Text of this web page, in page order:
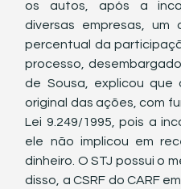
os autos, após a
diversas empresas, um
percentual da
processo,
de Sousa, explicou
original das ações, com
Lei 9.249/1995, pois a
ele não implicou em
dinheiro. O STJ possui o
disso, a CSRF do CARF